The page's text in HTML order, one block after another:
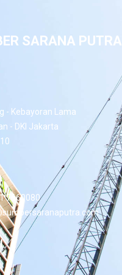
SARANA PUTRA
- Kebayoran Lama
- DKI Jakarta
7660080